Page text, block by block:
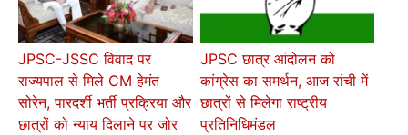
JPSC-JSSC विवाद पर
राज्यपाल से मिले CM हेमंत
सोरेन, पारदर्शी भर्ती प्रक्रिया और
छात्रों को न्याय दिलाने पर जोर
JPSC छात्र आंदोलन को
कांग्रेस का समर्थन, आज रांची में
छात्रों से मिलेगा राष्ट्रीय
प्रतिनिधिमंडल